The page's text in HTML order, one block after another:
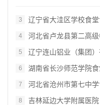
3 辽宁省大洼区学校食
4 河北省卢龙县第二高
5 辽宁连山铝业（集团
6 湖南省长沙师范学院
7 河北省沧州市第七中
8 吉林延边大学附属医